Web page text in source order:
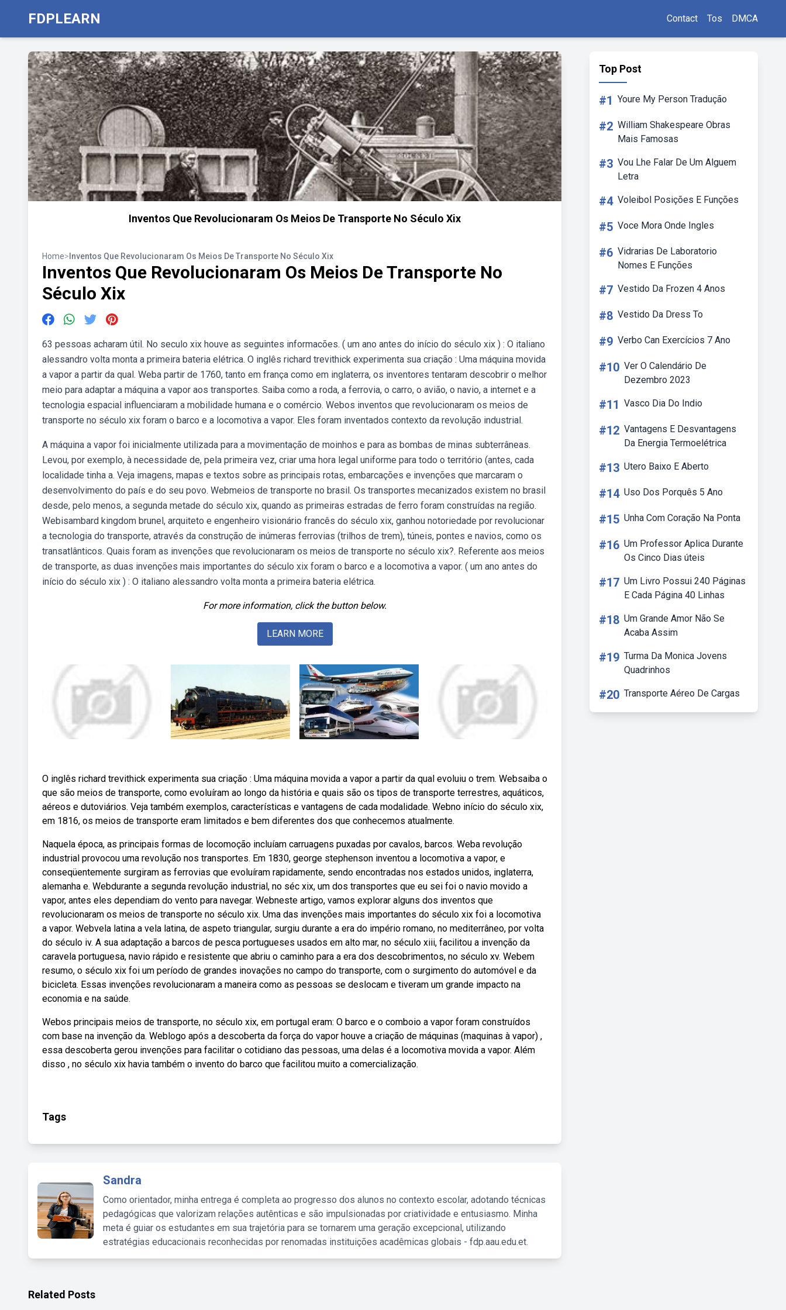
FDPLEARN Contact Tos DMCA
Inventos Que Revolucionaram Os Meios De Transporte No Século Xix
Home> Inventos Que Revolucionaram Os Meios De Transporte No Século Xix
Inventos Que Revolucionaram Os Meios De Transporte No
Século Xix
63 pessoas acharam útil. No seculo xix houve as seguintes informacões. ( um ano antes do início do século xix ) : O italiano
alessandro volta monta a primeira bateria elétrica. O inglês richard trevithick experimenta sua criação : Uma máquina movida
a vapor a partir da qual. Weba partir de 1760, tanto em frança como em inglaterra, os inventores tentaram descobrir o melhor
meio para adaptar a máquina a vapor aos transportes. Saiba como a roda, a ferrovia, o carro, o avião, o navio, a internet e a
tecnologia espacial influenciaram a mobilidade humana e o comércio. Webos inventos que revolucionaram os meios de
transporte no século xix foram o barco e a locomotiva a vapor. Eles foram inventados contexto da revolução industrial.
A máquina a vapor foi inicialmente utilizada para a movimentação de moinhos e para as bombas de minas subterrâneas.
Levou, por exemplo, à necessidade de, pela primeira vez, criar uma hora legal uniforme para todo o território (antes, cada
localidade tinha a. Veja imagens, mapas e textos sobre as principais rotas, embarcações e invenções que marcaram o
desenvolvimento do país e do seu povo. Webmeios de transporte no brasil. Os transportes mecanizados existem no brasil
desde, pelo menos, a segunda metade do século xix, quando as primeiras estradas de ferro foram construídas na região.
Webisambard kingdom brunel, arquiteto e engenheiro visionário francês do século xix, ganhou notoriedade por revolucionar
a tecnologia do transporte, através da construção de inúmeras ferrovias (trilhos de trem), túneis, pontes e navios, como os
transatlânticos. Quais foram as invenções que revolucionaram os meios de transporte no século xix?. Referente aos meios
de transporte, as duas invenções mais importantes do século xix foram o barco e a locomotiva a vapor. ( um ano antes do
início do século xix ) : O italiano alessandro volta monta a primeira bateria elétrica.
For more information, click the button below.
LEARN MORE
O inglês richard trevithick experimenta sua criação : Uma máquina movida a vapor a partir da qual evoluiu o trem. Websaiba o
que são meios de transporte, como evoluíram ao longo da história e quais são os tipos de transporte terrestres, aquáticos,
aéreos e dutoviários. Veja também exemplos, características e vantagens de cada modalidade. Webno início do século xix,
em 1816, os meios de transporte eram limitados e bem diferentes dos que conhecemos atualmente.
Naquela época, as principais formas de locomoção incluíam carruagens puxadas por cavalos, barcos. Weba revolução
industrial provocou uma revolução nos transportes. Em 1830, george stephenson inventou a locomotiva a vapor, e
conseqüentemente surgiram as ferrovias que evoluíram rapidamente, sendo encontradas nos estados unidos, inglaterra,
alemanha e. Webdurante a segunda revolução industrial, no séc xix, um dos transportes que eu sei foi o navio movido a
vapor, antes eles dependiam do vento para navegar. Webneste artigo, vamos explorar alguns dos inventos que
revolucionaram os meios de transporte no século xix. Uma das invenções mais importantes do século xix foi a locomotiva
a vapor. Webvela latina a vela latina, de aspeto triangular, surgiu durante a era do império romano, no mediterrâneo, por volta
do século iv. A sua adaptação a barcos de pesca portugueses usados em alto mar, no século xiii, facilitou a invenção da
caravela portuguesa, navio rápido e resistente que abriu o caminho para a era dos descobrimentos, no século xv. Webem
resumo, o século xix foi um período de grandes inovações no campo do transporte, com o surgimento do automóvel e da
bicicleta. Essas invenções revolucionaram a maneira como as pessoas se deslocam e tiveram um grande impacto na
economia e na saúde.
Webos principais meios de transporte, no século xix, em portugal eram: O barco e o comboio a vapor foram construídos
com base na invenção da. Weblogo após a descoberta da força do vapor houve a criação de máquinas (maquinas à vapor) ,
essa descoberta gerou invenções para facilitar o cotidiano das pessoas, uma delas é a locomotiva movida a vapor. Além
disso , no século xix havia também o invento do barco que facilitou muito a comercialização.
Tags
Sandra
Como orientador, minha entrega é completa ao progresso dos alunos no contexto escolar, adotando técnicas
pedagógicas que valorizam relações autênticas e são impulsionadas por criatividade e entusiasmo. Minha
meta é guiar os estudantes em sua trajetória para se tornarem uma geração excepcional, utilizando
estratégias educacionais reconhecidas por renomadas instituições acadêmicas globais - fdp.aau.edu.et.
Top Post
#1 Youre My Person Tradução
#2 William Shakespeare Obras
Mais Famosas
#3 Vou Lhe Falar De Um Alguem
Letra
#4 Voleibol Posições E Funções
#5 Voce Mora Onde Ingles
#6 Vidrarias De Laboratorio
Nomes E Funções
#7 Vestido Da Frozen 4 Anos
#8 Vestido Da Dress To
#9 Verbo Can Exercícios 7 Ano
#10 Ver O Calendário De
Dezembro 2023
#11 Vasco Dia Do Indio
#12 Vantagens E Desvantagens
Da Energia Termoelétrica
#13 Utero Baixo E Aberto
#14 Uso Dos Porquês 5 Ano
#15 Unha Com Coração Na Ponta
#16 Um Professor Aplica Durante
Os Cinco Dias úteis
#17 Um Livro Possui 240 Páginas
E Cada Página 40 Linhas
#18 Um Grande Amor Não Se
Acaba Assim
#19 Turma Da Monica Jovens
Quadrinhos
#20 Transporte Aéreo De Cargas
Related Posts